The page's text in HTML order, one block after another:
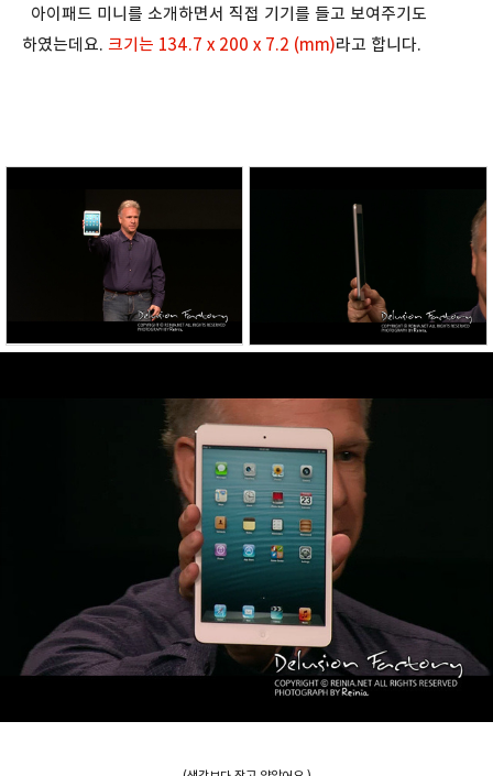
아이패드 미니를 소개하면서 직접 기기를 들고 보여주기도
하였는데요. 크기는 134.7 x 200 x 7.2 (mm)라고 합니다.